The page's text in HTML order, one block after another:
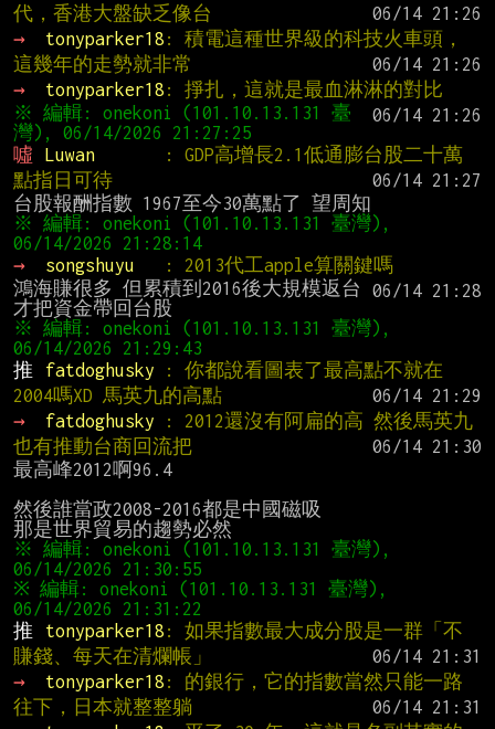
代，香港大盤缺乏像台
→
tonyparker18 : 積電這種世界級的科技火車頭，
這幾年的走勢就非常
→
tonyparker18 : 掙扎，這就是最血淋淋的對比
※ 編輯: onekoni (101.10.13.131 臺
噓
Luwan
: GDP高增長2.1低通膨台股二十萬
點指日可待
※ 編輯: onekoni (101.10.13.131 臺灣),
→
songshuyu
: 2013代工apple算關鍵嗎
鴻海賺很多 但累積到2016後大規模返台
※ 編輯: onekoni (101.10.13.131 臺灣),
推
fatdoghusky
: 你都說看圖表了最高點不就在
2004嗎XD 馬英九的高點
→
fatdoghusky
: 2012還沒有阿扁的高 然後馬英九
也有推動台商回流把
最高峰2012啊96.4
然後誰當政2008-2016都是中國磁吸
※ 編輯: onekoni (101.10.13.131 臺灣),
※ 編輯: onekoni (101.10.13.131 臺灣),
推
tonyparker18 : 如果指數最大成分股是一群「不
賺錢、每天在清爛帳」
→
tonyparker18 : 的銀行，它的指數當然只能一路
往下，日本就整整躺